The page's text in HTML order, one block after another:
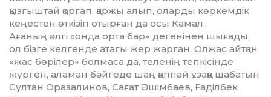
қызғыштай қорғап, қаржы алып, оларды көркемдік
кеңестен өт­кізіп отырған да осы Камал..
Ағаның әлгі «онда орта бар» дегенінен шығады,
ол бізге келгенде атағы жер жарған, Олжас айтқан
«жас бөрілер» болмаса да, теленің тепкісінде
жүрген, аламан бәйгеде шаң қаппай ұзаққа шабатын
Сұлтан Оразалинов, Сағат Әшімбаев, Ғаділбек